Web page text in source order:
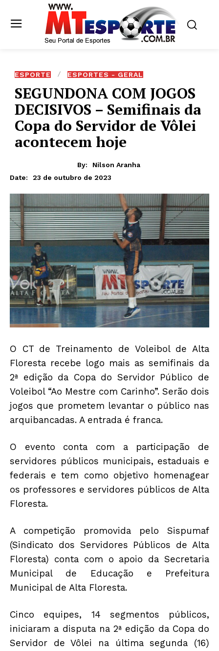
ESPORTE ESPORTES - GERAL
SEGUNDONA COM JOGOS
DECISIVOS – Semifinais da
Copa do Servidor de Vôlei
acontecem hoje
By:
Nilson Aranha
Date:
23 de outubro de 2023
O CT de Treinamento de Voleibol de Alta
Floresta recebe logo mais as semifinais da
2ª edição da Copa do Servidor Público de
Voleibol “Ao Mestre com Carinho”. Serão dois
jogos que prometem levantar o público nas
arquibancadas. A entrada é franca.
O evento conta com a participação de
servidores públicos municipais, estaduais e
federais e tem como objetivo homenagear
os professores e servidores públicos de Alta
Floresta.
A competição promovida pelo Sispumaf
(Sindicato dos Servidores Públicos de Alta
Floresta) conta com o apoio da Secretaria
Municipal de Educação e Prefeitura
Municipal de Alta Floresta.
Cinco equipes, 14 segmentos públicos,
iniciaram a disputa na 2ª edição da Copa do
Servidor de Vôlei na última segunda (16)